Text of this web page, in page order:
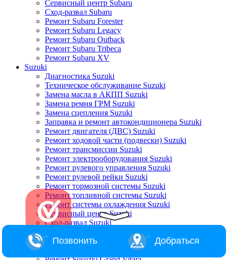
Сервисный центр Subaru
Сход-развал Subaru
Ремонт Subaru Forester
Ремонт Subaru Legacy
Ремонт Subaru Outback
Ремонт Subaru Tribeca
Ремонт Subaru XV
Suzuki
Диагностика Suzuki
Техническое обслуживание Suzuki
Замена масла в АКПП Suzuki
Замена ремня ГРМ Suzuki
Замена сцепления Suzuki
Заправка и ремонт автокондиционера Suzuki
Ремонт двигателя (ДВС) Suzuki
Ремонт ходовой части (подвески) Suzuki
Ремонт трансмиссии Suzuki
Ремонт электрооборудования Suzuki
Ремонт рулевого управления Suzuki
Ремонт рулевой рейки Suzuki
Ремонт тормозной системы Suzuki
Ремонт топливной системы Suzuki
Ремонт системы охлаждения Suzuki
Сервисный центр Suzuki
Сход-развал Suzuki
Ремонт Suzuki Baleno
Позвонить Добраться